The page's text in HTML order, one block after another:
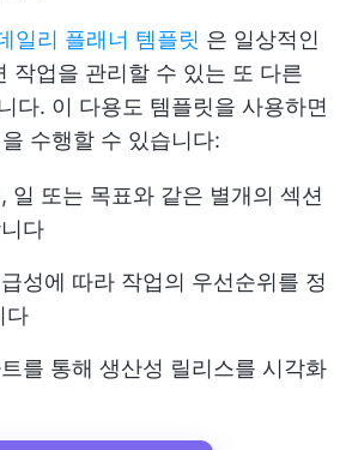
일리 플래너 템플릿 은 일상적인
작업을 관리할 수 있는 또 다른
다. 이 다용도 템플릿을 사용하면
수행할 수 있습니다:
일 또는 목표와 같은 별개의 섹션
다
성에 따라 작업의 우선순위를 정
다
를 통해 생산성 릴리스를 시각화